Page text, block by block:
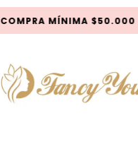
COMPRA MÍNIMA $50.000